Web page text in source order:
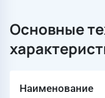
Основные
Наименование